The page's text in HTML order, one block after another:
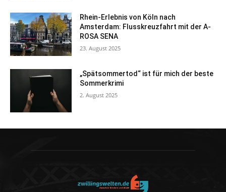
Rhein-Erlebnis von Köln nach
Amsterdam: Flusskreuzfahrt mit der A-
ROSA SENA
23. August 2025
„Spätsommertod“ ist für mich der beste
Sommerkrimi
2. August 2025